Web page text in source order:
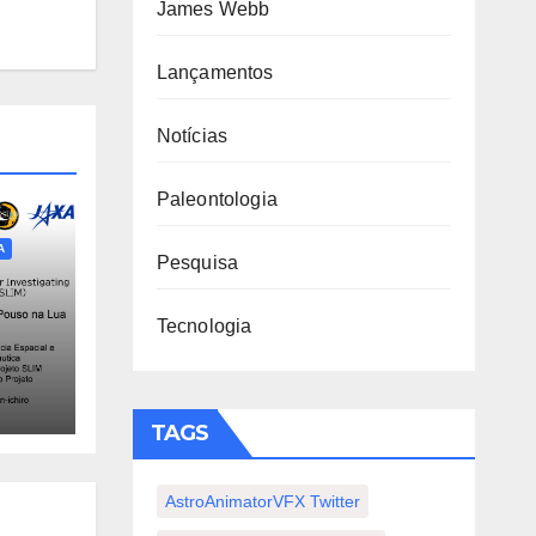
James Webb
Lançamentos
Notícias
Paleontologia
Pesquisa
Tecnologia
TAGS
AstroAnimatorVFX Twitter